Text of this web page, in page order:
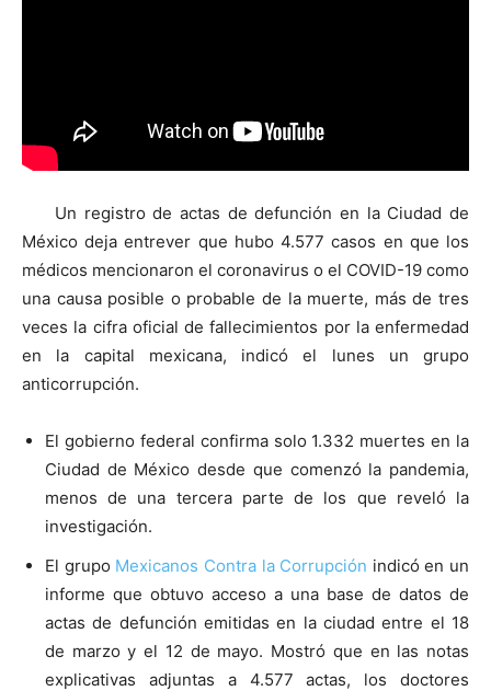
Un registro de actas de defunción en la Ciudad de
México deja entrever que hubo 4.577 casos en que los
médicos mencionaron el coronavirus o el COVID-19 como
una causa posible o probable de la muerte, más de tres
veces la cifra oficial de fallecimientos por la enfermedad
en la capital mexicana, indicó el lunes un grupo
anticorrupción.
El gobierno federal confirma solo 1.332 muertes en la
Ciudad de México desde que comenzó la pandemia,
menos de una tercera parte de los que reveló la
investigación.
El grupo Mexicanos Contra la Corrupción indicó en un
informe que obtuvo acceso a una base de datos de
actas de defunción emitidas en la ciudad entre el 18
de marzo y el 12 de mayo. Mostró que en las notas
explicativas adjuntas a 4.577 actas, los doctores